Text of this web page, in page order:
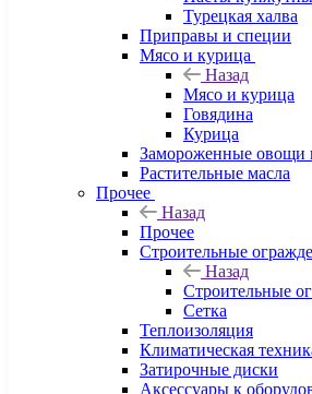
Турецкая халва
Приправы и специи
Мясо и курица
Назад
Мясо и курица
Говядина
Курица
Замороженные овощи
Растительные масла
Прочее
Назад
Прочее
Строительные
Назад
Строительные
Сетка
Теплоизоляция
Климатическая
Затирочные диски
Аксессуары к